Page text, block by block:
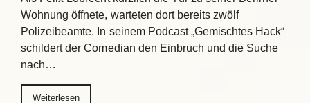
Wohnung öffnete, warteten dort bereits zwölf
Polizeibeamte. In seinem Podcast „Gemischtes Hack“
schildert der Comedian den Einbruch und die Suche
nach…
Weiterlesen